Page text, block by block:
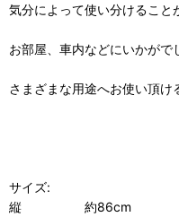
気分によって使い分けること
お部屋、車内などにいかがで
さまざまな用途へお使い頂け
サイズ:
縦 約86cm